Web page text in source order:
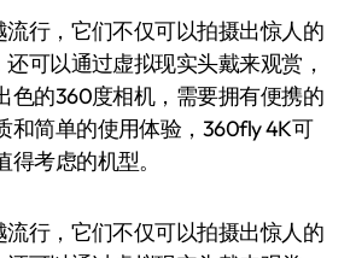
可以通过虚拟现实头戴来观赏，
色的360度相机，需要拥有便携的
和简单的使用体验，360fly 4K可
考虑的机型。
行，它们不仅可以拍摄出惊人的